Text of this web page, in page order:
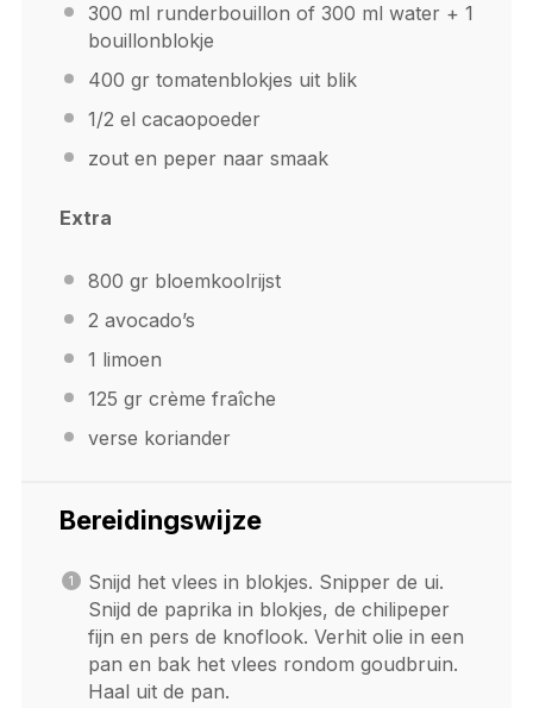
300 ml runderbouillon of 300 ml water + 1
bouillonblokje
400 gr tomatenblokjes uit blik
1/2 el cacaopoeder
zout en peper naar smaak
Extra
800 gr bloemkoolrijst
2 avocado’s
1 limoen
125 gr crème fraîche
verse koriander
Bereidingswijze
Snijd het vlees in blokjes. Snipper de ui.
Snijd de paprika in blokjes, de chilipeper
fijn en pers de knoflook. Verhit olie in een
pan en bak het vlees rondom goudbruin.
Haal uit de pan.